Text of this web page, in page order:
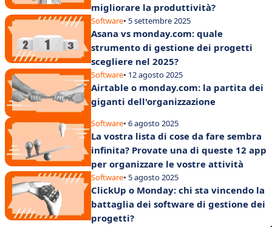
migliorare la produttività?
Software• 5 settembre 2025
Asana vs monday.com: quale
strumento di gestione dei progetti
scegliere nel 2025?
Software• 12 agosto 2025
Airtable o monday.com: la partita dei
giganti dell'organizzazione
Software• 6 agosto 2025
La vostra lista di cose da fare sembra
infinita? Provate una di queste 12 app
per organizzare le vostre attività
Software• 5 agosto 2025
ClickUp o Monday: chi sta vincendo la
battaglia dei software di gestione dei
progetti?